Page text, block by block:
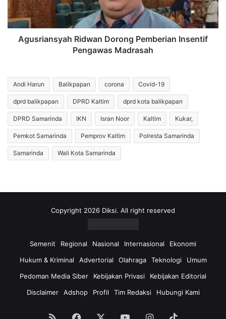
Madrasah
Agusriansyah Ridwan Dorong Pemberian Insentif
Pengawas Madrasah
Andi Harun Balikpapan corona Covid-19
dprd balikpapan DPRD Kaltim dprd kota balikpapan
DPRD Samarinda IKN Isran Noor Kaltim Kukar,
Pemkot Samarinda Pemprov Kaltim Polresta Samarinda
Samarinda Wali Kota Samarinda
Copyright 2026 Diksi. All right reserved
Semenit Regional Nasional Internasional
Ekonomi
Hukum & Kriminal
Advertorial Olahraga Teknologi
Umum
Pedoman Media Siber
Kebijakan Privasi
Kebijakan Editorial
Disclaimer
Adshop Profil Tim Redaksi Hubungi Kami
RSS Facebook YouTubeInstagram